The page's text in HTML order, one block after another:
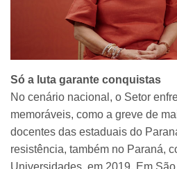
Só a luta garante conquistas
No cenário nacional, o Setor
memoráveis, como a greve de
docentes das estaduais do
resistência, também no Paraná,